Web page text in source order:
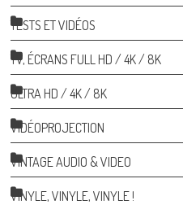
TESTS ET VIDÉOS
TV, ÉCRANS FULL HD / 4K / 8K
ULTRA HD / 4K / 8K
VIDÉOPROJECTION
VINTAGE AUDIO & VIDEO
VINYLE, VINYLE, VINYLE !